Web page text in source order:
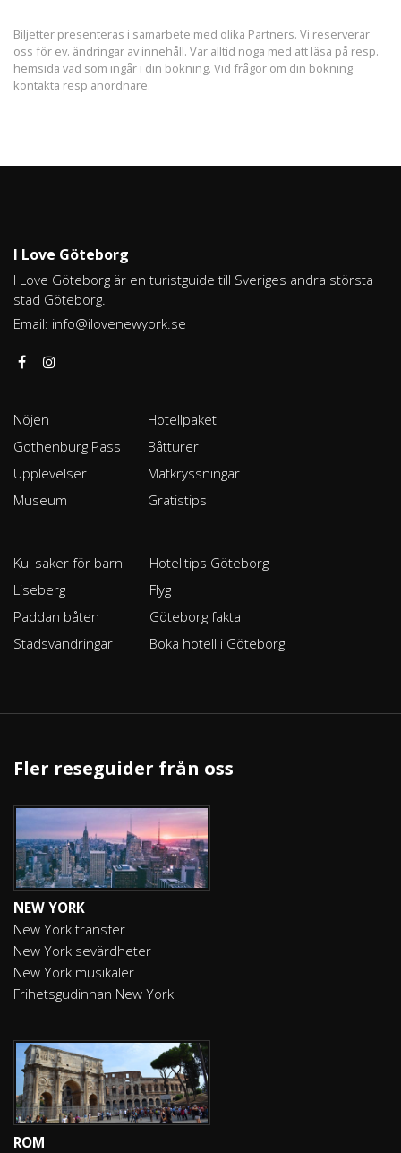
Biljetter presenteras i samarbete med olika Partners. Vi reserverar
oss för ev. ändringar av innehåll. Var alltid noga med att läsa på resp.
hemsida vad som ingår i din bokning. Vid frågor om din bokning
kontakta resp anordnare.
I Love Göteborg
I Love Göteborg är en turistguide till Sveriges andra största
stad Göteborg.
Email: info@ilovenewyork.se
Nöjen
Gothenburg Pass
Upplevelser
Museum
Hotellpaket
Båtturer
Matkryssningar
Gratistips
Kul saker för barn
Liseberg
Paddan båten
Stadsvandringar
Hotelltips Göteborg
Flyg
Göteborg fakta
Boka hotell i Göteborg
Fler reseguider från oss
NEW YORK
New York transfer
New York sevärdheter
New York musikaler
Frihetsgudinnan New York
ROM